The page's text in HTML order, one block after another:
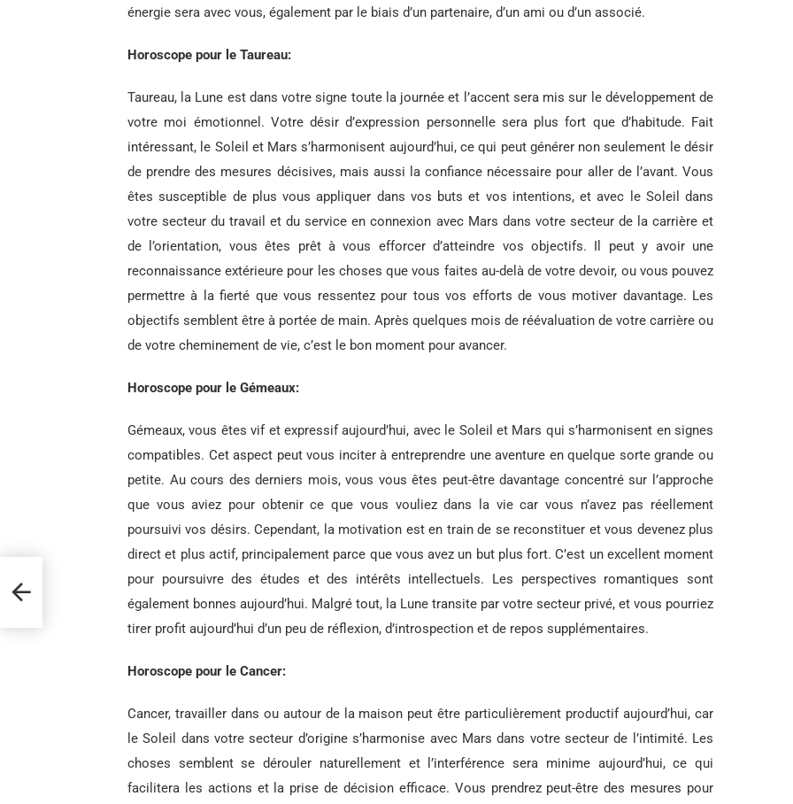
énergie sera avec vous, également par le biais d’un partenaire, d’un ami ou d’un associé.
Horoscope pour le Taureau:
Taureau, la Lune est dans votre signe toute la journée et l’accent sera mis sur le développement de
votre moi émotionnel. Votre désir d’expression personnelle sera plus fort que d’habitude. Fait
intéressant, le Soleil et Mars s’harmonisent aujourd’hui, ce qui peut générer non seulement le désir
de prendre des mesures décisives, mais aussi la confiance nécessaire pour aller de l’avant. Vous
êtes susceptible de plus vous appliquer dans vos buts et vos intentions, et avec le Soleil dans
votre secteur du travail et du service en connexion avec Mars dans votre secteur de la carrière et
de l’orientation, vous êtes prêt à vous efforcer d’atteindre vos objectifs. Il peut y avoir une
reconnaissance extérieure pour les choses que vous faites au-delà de votre devoir, ou vous pouvez
permettre à la fierté que vous ressentez pour tous vos efforts de vous motiver davantage. Les
objectifs semblent être à portée de main. Après quelques mois de réévaluation de votre carrière ou
de votre cheminement de vie, c’est le bon moment pour avancer.
Horoscope pour le Gémeaux:
Gémeaux, vous êtes vif et expressif aujourd’hui, avec le Soleil et Mars qui s’harmonisent en signes
compatibles. Cet aspect peut vous inciter à entreprendre une aventure en quelque sorte grande ou
petite. Au cours des derniers mois, vous vous êtes peut-être davantage concentré sur l’approche
que vous aviez pour obtenir ce que vous vouliez dans la vie car vous n’avez pas réellement
poursuivi vos désirs. Cependant, la motivation est en train de se reconstituer et vous devenez plus
direct et plus actif, principalement parce que vous avez un but plus fort. C’est un excellent moment
pour poursuivre des études et des intérêts intellectuels. Les perspectives romantiques sont
également bonnes aujourd’hui. Malgré tout, la Lune transite par votre secteur privé, et vous pourriez
tirer profit aujourd’hui d’un peu de réflexion, d’introspection et de repos supplémentaires.
Horoscope pour le Cancer:
Cancer, travailler dans ou autour de la maison peut être particulièrement productif aujourd’hui, car
le Soleil dans votre secteur d’origine s’harmonise avec Mars dans votre secteur de l’intimité. Les
choses semblent se dérouler naturellement et l’interférence sera minime aujourd’hui, ce qui
facilitera les actions et la prise de décision efficace. Vous prendrez peut-être des mesures pour
sur